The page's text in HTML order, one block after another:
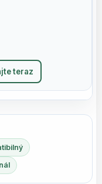
teraz